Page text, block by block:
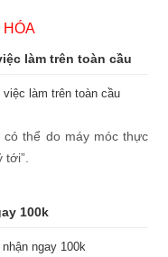
làm trên toàn cầu
thể do máy móc thực
tới”.
100k